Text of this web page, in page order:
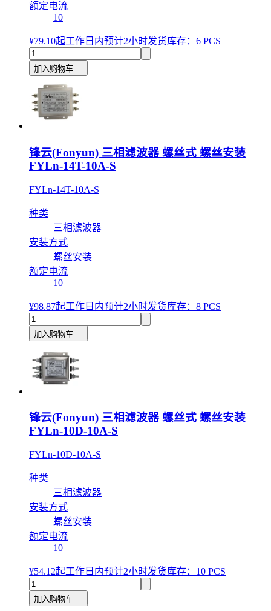
额定电流
10
¥79.10起工作日内预计2小时发货库存：6 PCS
加入购物车
锋云(Fonyun) 三相滤波器 螺丝式 螺丝安装
FYLn-14T-10A-S
FYLn-14T-10A-S
种类
三相滤波器
安装方式
螺丝安装
额定电流
10
¥98.87起工作日内预计2小时发货库存：8 PCS
加入购物车
锋云(Fonyun) 三相滤波器 螺丝式 螺丝安装
FYLn-10D-10A-S
FYLn-10D-10A-S
种类
三相滤波器
安装方式
螺丝安装
额定电流
10
¥54.12起工作日内预计2小时发货库存：10 PCS
加入购物车